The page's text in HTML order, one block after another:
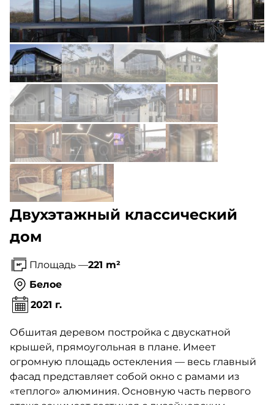
Двухэтажный классический
дом
Площадь —221 m²
Белое
2021 г.
Обшитая деревом постройка с двускатной
крышей, прямоугольная в плане. Имеет
огромную площадь остекления — весь главный
фасад представляет собой окно с рамами из
«теплого» алюминия. Основную часть первого